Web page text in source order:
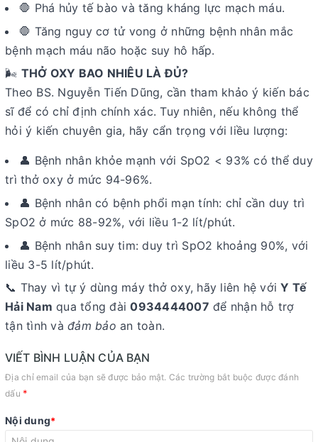
🛑 Phá hủy tế bào và tăng kháng lực mạch máu.
🛑 Tăng nguy cơ tử vong ở những bệnh nhân mắc
bệnh mạch máu não hoặc suy hô hấp.
🌬️ THỞ OXY BAO NHIÊU LÀ ĐỦ?
Theo BS. Nguyễn Tiến Dũng, cần tham khảo ý kiến bác
sĩ để có chỉ định chính xác. Tuy nhiên, nếu không thể
hỏi ý kiến chuyên gia, hãy cẩn trọng với liều lượng:
👤 Bệnh nhân khỏe mạnh với SpO2 < 93% có thể duy
trì thở oxy ở mức 94-96%.
👤 Bệnh nhân có bệnh phổi mạn tính: chỉ cần duy trì
SpO2 ở mức 88-92%, với liều 1-2 lít/phút.
👤 Bệnh nhân suy tim: duy trì SpO2 khoảng 90%, với
liều 3-5 lít/phút.
📞 Thay vì tự ý dùng máy thở oxy, hãy liên hệ vớiY Tế
Hải Nam qua tổng đài0934444007 để nhận hỗ trợ
tận tình và đảm bảo an toàn.
VIẾT BÌNH LUẬN CỦA BẠN
Địa chỉ email của bạn sẽ được bảo mật. Các trường bắt buộc được đánh
dấu *
Nội dung*